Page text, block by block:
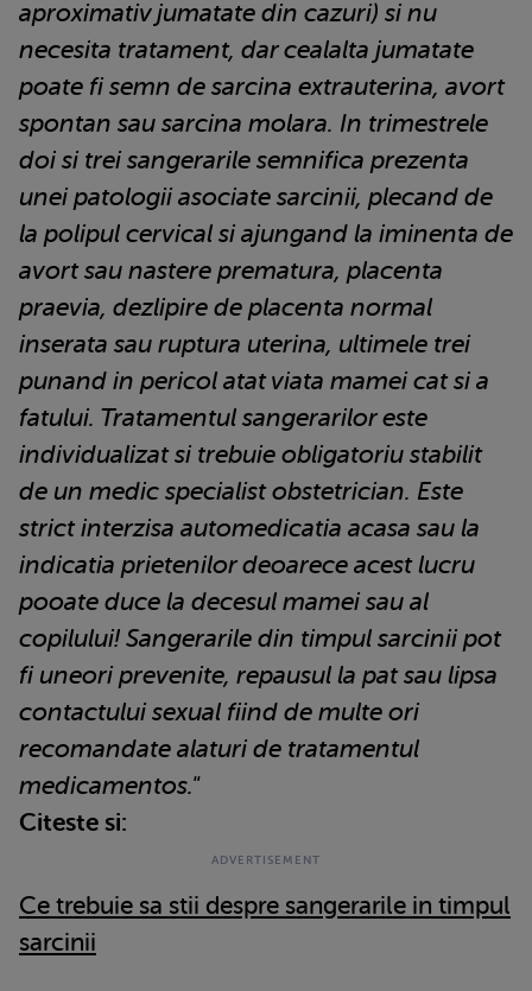
aproximativ jumatate din cazuri) si nu
necesita tratament, dar cealalta jumatate
poate fi semn de sarcina extrauterina, avort
spontan sau sarcina molara. In trimestrele
doi si trei sangerarile semnifica prezenta
unei patologii asociate sarcinii, plecand de
la polipul cervical si ajungand la iminenta de
avort sau nastere prematura, placenta
praevia, dezlipire de placenta normal
inserata sau ruptura uterina, ultimele trei
punand in pericol atat viata mamei cat si a
fatului. Tratamentul sangerarilor este
individualizat si trebuie obligatoriu stabilit
de un medic specialist obstetrician. Este
strict interzisa automedicatia acasa sau la
indicatia prietenilor deoarece acest lucru
pooate duce la decesul mamei sau al
copilului! Sangerarile din timpul sarcinii pot
fi uneori prevenite, repausul la pat sau lipsa
contactului sexual fiind de multe ori
recomandate alaturi de tratamentul
medicamentos."
Citeste si:
Ce trebuie sa stii despre sangerarile in timpul
sarcinii